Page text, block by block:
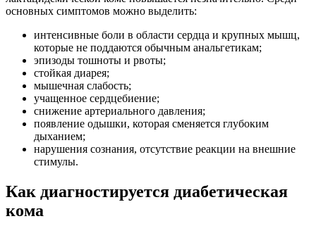
основных симптомов можно выделить:
интенсивные боли в области сердца и крупных мышц,
которые не поддаются обычным анальгетикам;
эпизоды тошноты и рвоты;
стойкая диарея;
мышечная слабость;
учащенное сердцебиение;
снижение артериального давления;
появление одышки, которая сменяется глубоким
дыханием;
нарушения сознания, отсутствие реакции на внешние
стимулы.
Как диагностируется диабетическая
кома